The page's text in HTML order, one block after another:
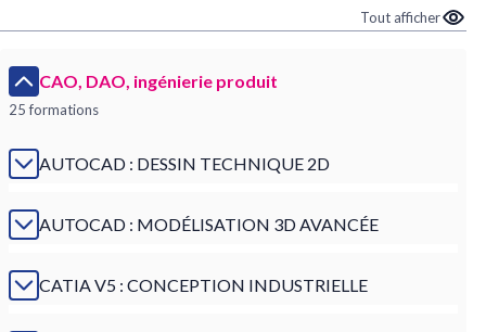
Tout afficher
CAO, DAO, ingénierie produit
25 formations
AUTOCAD : DESSIN TECHNIQUE 2D
AUTOCAD : MODÉLISATION 3D AVANCÉE
CATIA V5 : CONCEPTION INDUSTRIELLE